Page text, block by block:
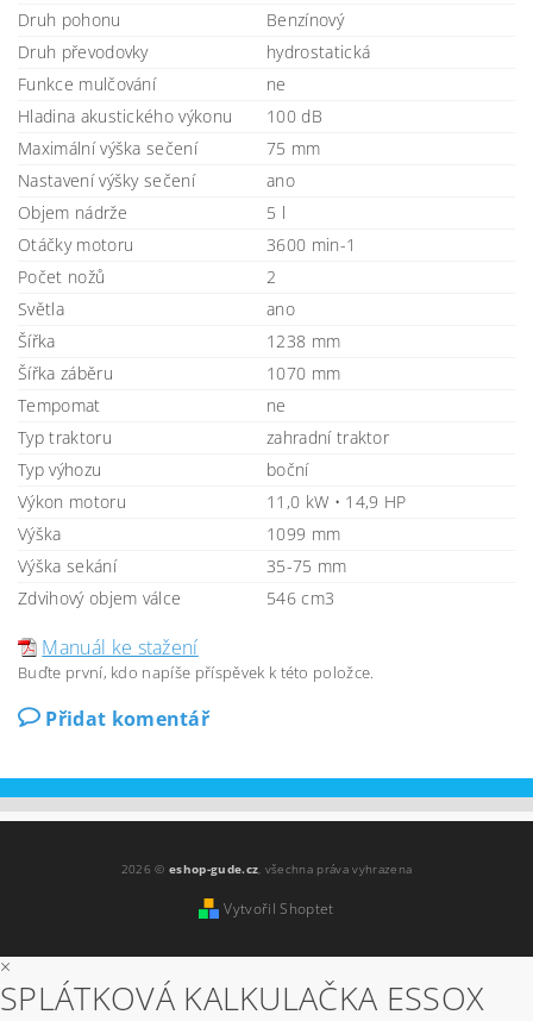
Druh pohonu
Benzínový
Druh převodovky
hydrostatická
Funkce mulčování
ne
Hladina akustického výkonu
100 dB
Maximální výška sečení
75 mm
Nastavení výšky sečení
ano
Objem nádrže
5 l
Otáčky motoru
3600 min-1
Počet nožů
2
Světla
ano
Šířka
1238 mm
Šířka záběru
1070 mm
Tempomat
ne
Typ traktoru
zahradní traktor
Typ výhozu
boční
Výkon motoru
11,0 kW • 14,9 HP
Výška
1099 mm
Výška sekání
35-75 mm
Zdvihový objem válce
546 cm3
Manuál ke stažení
Buďte první, kdo napíše příspěvek k této položce.
Přidat komentář
2026 ©eshop-gude.cz, všechna práva vyhrazena
Vytvořil Shoptet
×
SPLÁTKOVÁ KALKULAČKA ESSOX